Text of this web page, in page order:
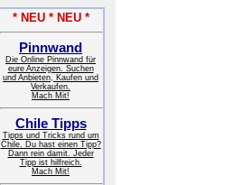
* NEU * NEU *
Pinnwand
Die Online Pinnwand für
eure Anzeigen. Suchen
und Anbieten, Kaufen und
Verkaufen.
Mach Mit!
Chile Tipps
Tipps und Tricks rund um
Chile. Du hast einen Tipp?
Dann rein damit. Jeder
Tipp ist hilfreich.
Mach Mit!